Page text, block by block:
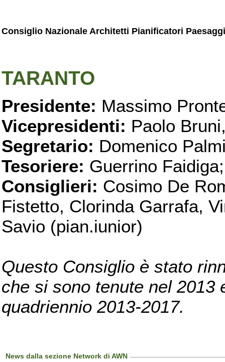
Consiglio Nazionale Architetti Pianificatori
TARANTO
Presidente: Massimo
Vicepresidenti: Paolo
Segretario: Domenico
Tesoriere: Guerrino Faidiga;
Consiglieri: Cosimo De
Fistetto, Clorinda Garrafa,
Savio (pian.iunior)
Questo Consiglio è stato
che si sono tenute nel 2013
quadriennio 2013-2017.
News dalla sezione Network di AWN